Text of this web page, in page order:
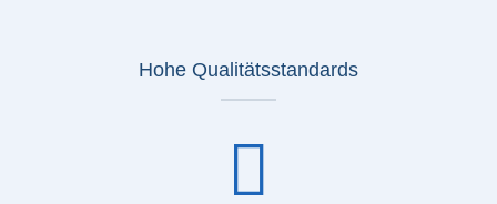
Hohe Qualitätsstandards